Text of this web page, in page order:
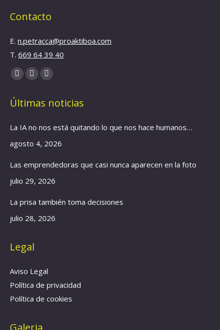
Contacto
E. n.petracca@proaktiboa.com
T. 669 64 39 40
Find us on:
YouTube
opens
new
window
Linkedin
opens
new
window
Instagram
opens
new
window
Últimas noticias
La IA no nos está quitando lo que nos hace humanos…
agosto 4, 2026
Las emprendedoras que casi nunca aparecen en la foto
julio 29, 2026
La prisa también toma decisiones
julio 28, 2026
Legal
Aviso Legal
Política de privacidad
Política de cookies
Galeria